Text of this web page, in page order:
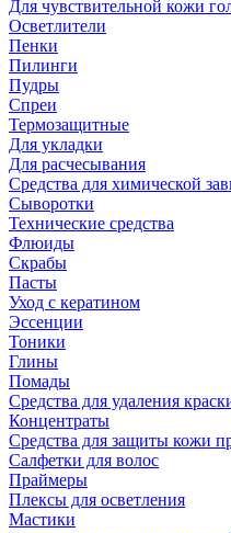
Для чувствительной кожи
Осветлители
Пенки
Пилинги
Пудры
Спреи
Термозащитные
Для укладки
Для расчесывания
Средства для химической
Сыворотки
Технические средства
Флюиды
Скрабы
Пасты
Уход с кератином
Эссенции
Тоники
Глины
Помады
Средства для удаления
Концентраты
Средства для защиты кожи
Салфетки для волос
Праймеры
Плексы для осветления
Мастики